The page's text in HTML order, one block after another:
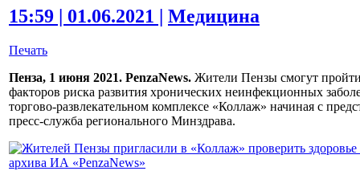
15:59 | 01.06.2021 | Медицина
Печать
Пенза, 1 июня 2021. PenzaNews. Жители Пензы смогут
факторов риска развития хронических неинфекционных
торгово-развлекательном комплексе «Коллаж» начиная с
пресс-служба регионального Минздрава.